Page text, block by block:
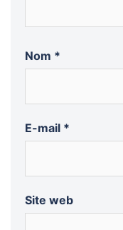
Nom *
E-mail *
Site web